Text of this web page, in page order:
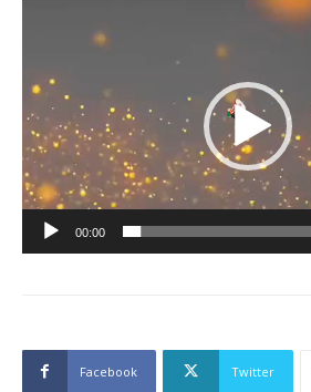
Lecteur
00:00
Facebook Twitter